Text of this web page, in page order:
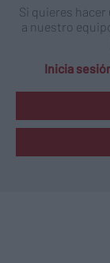
Si quieres
a nuestro
Inicia